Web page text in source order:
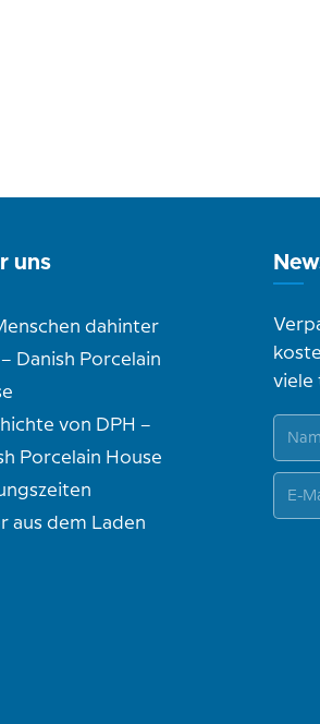
uns
dahinter
– Danish Porcelain
von DPH –
Porcelain House
aus dem Laden
viele